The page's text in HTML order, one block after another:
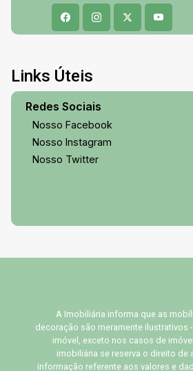
Links Úteis
Redes Sociais
Nosso Facebook
Nosso Instagram
Nosso Twitter
A Imobiliária informa que as
decoração são meramente ilustrativos
imóvel, exceto nos casos de
imobiliária se reserva o direito de
informação referente aos valores e